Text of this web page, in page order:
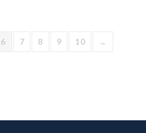
6 7 8 9 10 →